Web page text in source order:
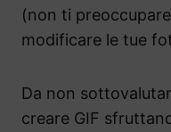
(non ti
modificare le tue
Da non
creare GIF